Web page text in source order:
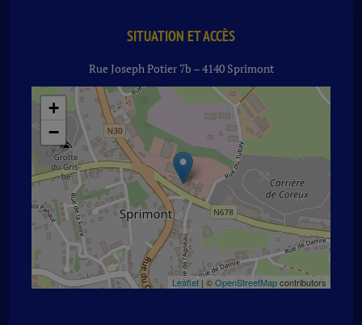
SITUATION ET ACCÈS
Rue Joseph Potier 7b – 4140 Sprimont
+
−
Leaflet| ©OpenStreetMapcontributors